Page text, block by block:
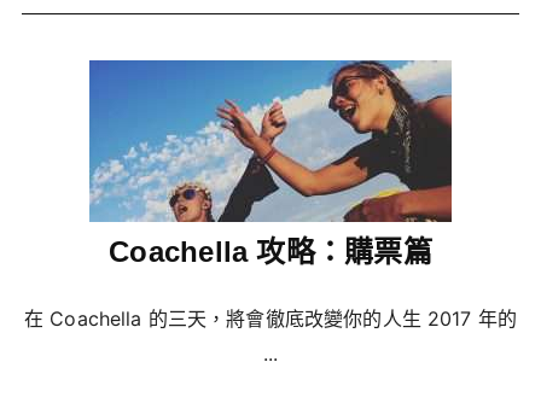
Coachella 攻略：購票篇
在 Coachella 的三天，將會徹底改變你的人生 2017 年的
...